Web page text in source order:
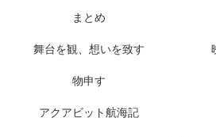
まとめ
舞台を観、想いを致す
物申す
アクアビット航海記